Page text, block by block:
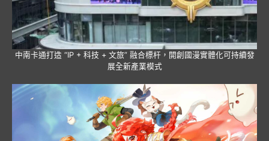
中南卡通打造 “IP + 科技 + 文旅” 融合標杆，開創國漫實體化可持續發
展全新產業模式